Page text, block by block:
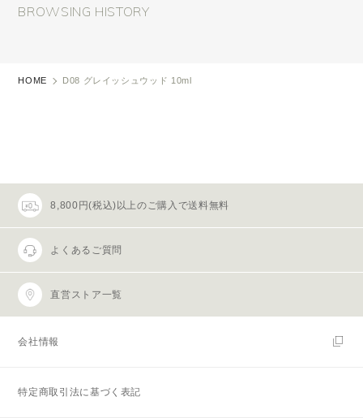
BROWSING HISTORY
HOME D08 グレイッシュウッド 10ml
8,800円(税込)以上のご購入で送料無料
よくあるご質問
直営ストア一覧
会社情報
特定商取引法に基づく表記